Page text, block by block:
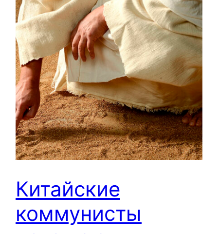
Китайские
коммунисты